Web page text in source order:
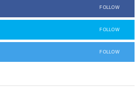
FOLLOW
FOLLOW
FOLLOW